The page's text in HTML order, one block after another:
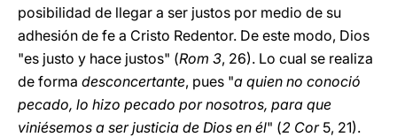
posibilidad de llegar a ser justos por medio de su
adhesión de fe a Cristo Redentor. De este modo, Dios
"es justo y hace justos" (Rom 3, 26). Lo cual se realiza
de forma desconcertante, pues "a quien no conoció
pecado, lo hizo pecado por nosotros, para que
viniésemos a ser justicia de Dios en él" (2 Cor5, 21).